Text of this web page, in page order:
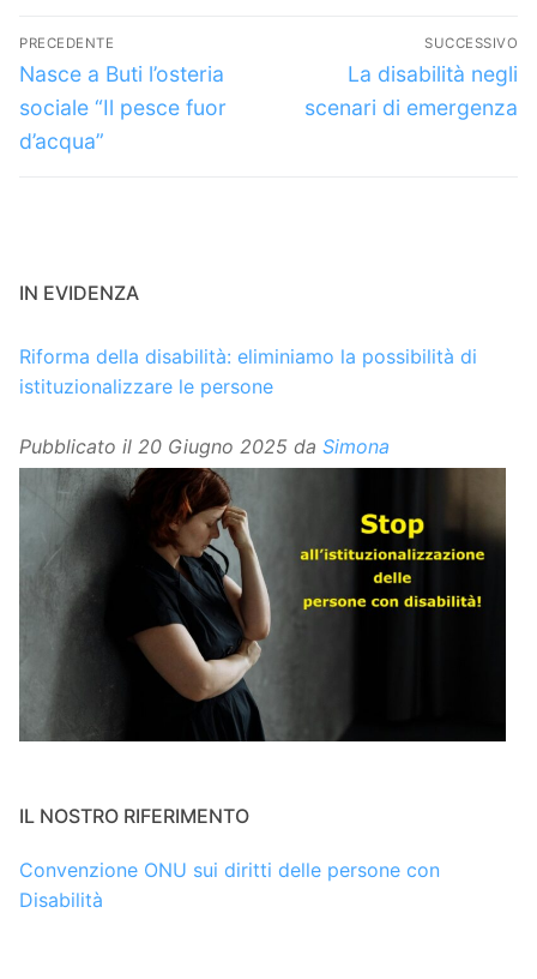
Navigazione
articoli
PRECEDENTE
Articolo
precedente:
Nasce a Buti l’osteria
sociale “Il pesce fuor
d’acqua”
SUCCESSIVO
Articolo
successivo:
La disabilità negli
scenari di emergenza
IN EVIDENZA
Riforma della disabilità: eliminiamo la possibilità di
istituzionalizzare le persone
Pubblicato il 20 Giugno 2025 da Simona
IL NOSTRO RIFERIMENTO
Convenzione ONU sui diritti delle persone con
Disabilità